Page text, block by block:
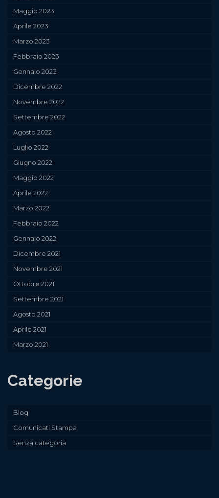
Maggio 2023
Aprile 2023
Marzo 2023
Febbraio 2023
Gennaio 2023
Dicembre 2022
Novembre 2022
Settembre 2022
Agosto 2022
Luglio 2022
Giugno 2022
Maggio 2022
Aprile 2022
Marzo 2022
Febbraio 2022
Gennaio 2022
Dicembre 2021
Novembre 2021
Ottobre 2021
Settembre 2021
Agosto 2021
Aprile 2021
Marzo 2021
Categorie
Blog
Comunicati Stampa
Senza categoria